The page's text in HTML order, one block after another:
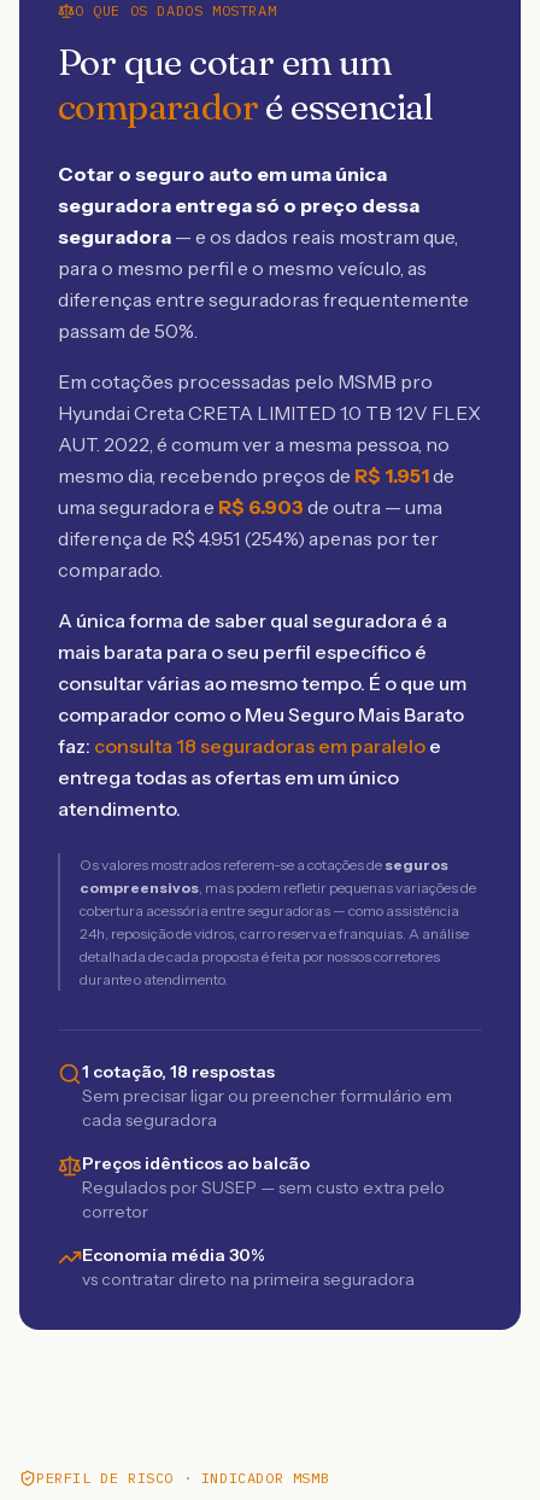
O QUE OS DADOS MOSTRAM
Por que cotar em um
comparadoré essencial
Cotar o seguro auto em uma única
seguradora entrega só o preço dessa
seguradora — e os dados reais mostram que,
para o mesmo perfil e o mesmo veículo, as
diferenças entre seguradoras frequentemente
passam de 50%.
Em cotações processadas pelo MSMB pro
Hyundai Creta CRETA LIMITED 1.0 TB 12V FLEX
AUT. 2022, é comum ver a mesma pessoa, no
mesmo dia, recebendo preços de R$ 1.951de
uma seguradora e R$ 6.903 de outra — uma
diferença de R$ 4.951 (254%) apenas por ter
comparado.
A única forma de saber qual seguradora é a
mais barata para o seu perfil específico é
consultar várias ao mesmo tempo. É o que um
comparador como o Meu Seguro Mais Barato
faz: consulta 18 seguradoras em paralelo e
entrega todas as ofertas em um único
atendimento.
Os valores mostrados referem-se a cotações de seguros
compreensivos, mas podem refletir pequenas variações de
cobertura acessória entre seguradoras — como assistência
24h, reposição de vidros, carro reserva e franquias. A análise
detalhada de cada proposta é feita por nossos corretores
durante o atendimento.
1 cotação, 18 respostas
Sem precisar ligar ou preencher formulário em
cada seguradora
Preços idênticos ao balcão
Regulados por SUSEP — sem custo extra pelo
corretor
Economia média 30%
vs contratar direto na primeira seguradora
PERFIL DE RISCO · INDICADOR MSMB